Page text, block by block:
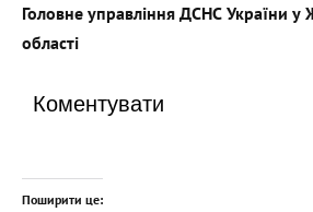
Головне управління ДСНС України у
області
Коментувати
Поширити це: